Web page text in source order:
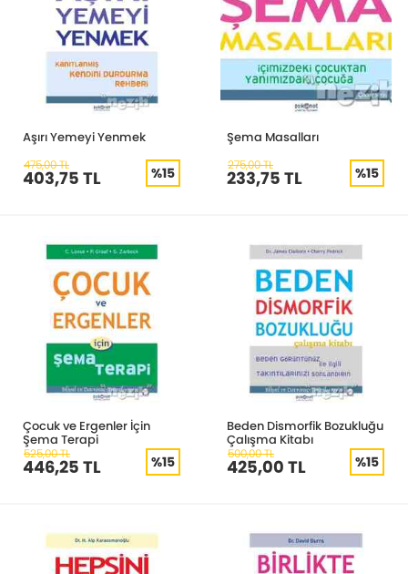
Aşırı Yemeyi Yenmek
475,00 TL
403,75 TL %15
Şema Masalları
275,00 TL
233,75 TL %15
Çocuk ve Ergenler İçin
Şema Terapi
525,00 TL
446,25 TL %15
Beden Dismorfik Bozukluğu
Çalışma Kitabı
500,00 TL
425,00 TL %15